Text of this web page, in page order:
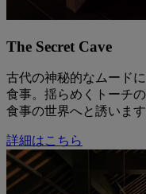
The Secret Cave
古代の神秘的なムード
食事。揺らめくトーチ
食事の世界へと誘います
詳細はこちら